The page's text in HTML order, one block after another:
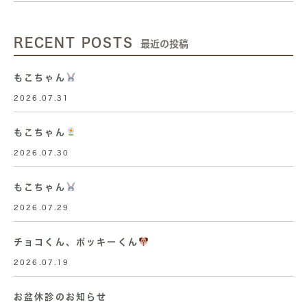
RECENT POSTS 最近の投稿
もこちゃん
2026.07.31
もこちゃん
2026.07.30
もこちゃん
2026.07.29
チョコくん、ポッキーくん
2026.07.19
お盆休診のお知らせ